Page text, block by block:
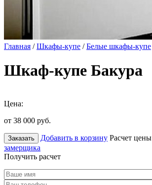
Главная /Шкафы-купе /Белые шкафы-купе
Шкаф-купе Бакура
Цена:
от 38 000 руб.
Заказать Добавить в корзину Расчет цены
замерщика
Получить расчет